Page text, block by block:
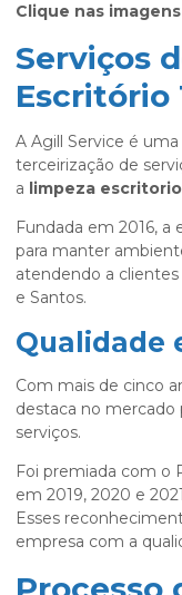
Clique nas
Serviços
Escritório
A Agill Service é
terceirização de
a limpeza
Fundada em 2016,
para manter
atendendo a
e Santos.
Qualidade
Com mais de cinco
destaca no mercado
serviços.
Foi premiada com o
em 2019, 2020 e
Esses
empresa com a